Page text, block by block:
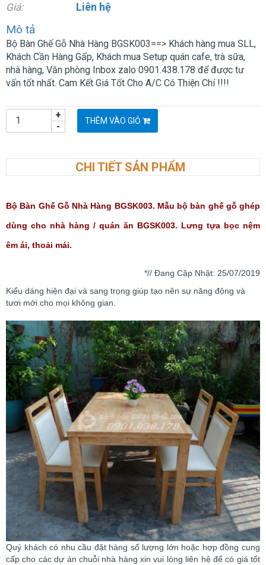
Giá: Liên hệ
Mô tả
Bộ Bàn Ghế Gỗ Nhà Hàng BGSK003==> Khách hàng mua SLL,
Khách Cần Hàng Gấp, Khách mua Setup quán cafe, trà sữa,
nhà hàng, Văn phòng Inbox zalo 0901.438.178 để được tư
vấn tốt nhất. Cam Kết Giá Tốt Cho A/C Có Thiện Chí !!!!
-
+ THÊM VÀO GIỎ
CHI TIẾT SẢN PHẨM
Bộ Bàn Ghế Gỗ Nhà Hàng BGSK003​. Mẫu bộ bàn ghế gỗ ghép
dùng cho nhà hàng / quán ăn BGSK003. Lưng tựa bọc nệm
êm ái, thoải mái.
*// Đang Cập Nhật: 25/07/2019
Kiểu dáng hiện đại và sang trọng giúp tạo nên sự năng động và
tươi mới cho mọi không gian.
Quý khách có nhu cầu đặt hàng số lượng lớn hoặc hợp đồng cung
cấp cho các dự án chuỗi nhà hàng xin vui lòng liên hệ để có giá tốt